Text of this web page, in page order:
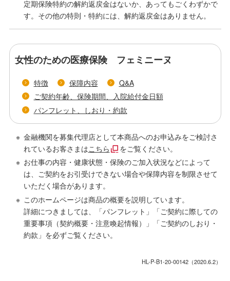
定期保険特約の解約返戻金はないか、あってもごくわずかで
す。その他の特則・特約には、解約返戻金はありません。
女性のための医療保険 フェミニーヌ
特徴 保障内容
Q&A
ご契約年齢、保険期間、入院給付金日額
パンフレット、しおり・約款
金融機関を募集代理店として本商品へのお申込みをご検討さ
れているお客さまはこちら
をご覧ください。
お仕事の内容・健康状態・保険のご加入状況などによって
は、ご契約をお引受けできない場合や保障内容を制限させて
いただく場合があります。
このホームページは商品の概要を説明しています。
詳細につきましては、「パンフレット」「ご契約に際しての
重要事項（契約概要・注意喚起情報）」「ご契約のしおり・
約款」を必ずご覧ください。
HL-P-B1-20-00142（2020.6.2）